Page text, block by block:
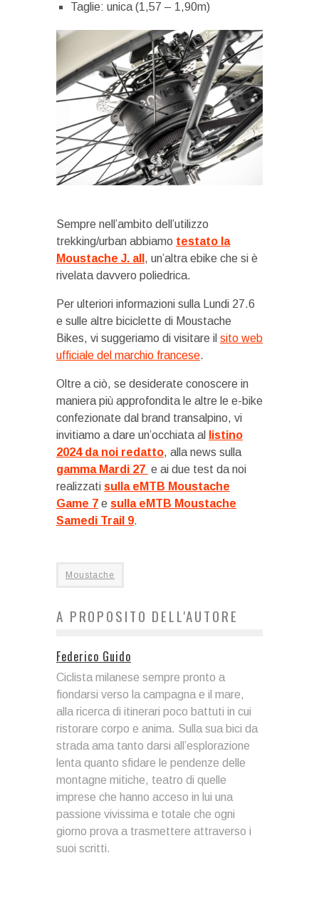
Taglie: unica (1,57 – 1,90m)
Sempre nell’ambito dell’utilizzo
trekking/urban abbiamo testato la
Moustache J. all , un’altra ebike che si è
rivelata davvero poliedrica.
Per ulteriori informazioni sulla Lundi 27.6
e sulle altre biciclette di Moustache
Bikes, vi suggeriamo di visitare il sito web
ufficiale del marchio francese.
Oltre a ciò, se desiderate conoscere in
maniera più approfondita le altre le e-bike
confezionate dal brand transalpino, vi
invitiamo a dare un’occhiata al
listino
2024 da noi redatto, alla news sulla
gamma Mardi 27 e ai due test da noi
realizzati sulla eMTB Moustache
Game 7 e sulla eMTB Moustache
Samedi Trail 9.
Moustache
A PROPOSITO DELL'AUTORE
Federico Guido
Ciclista milanese sempre pronto a
fiondarsi verso la campagna e il mare,
alla ricerca di itinerari poco battuti in cui
ristorare corpo e anima. Sulla sua bici da
strada ama tanto darsi all’esplorazione
lenta quanto sfidare le pendenze delle
montagne mitiche, teatro di quelle
imprese che hanno acceso in lui una
passione vivissima e totale che ogni
giorno prova a trasmettere attraverso i
suoi scritti.